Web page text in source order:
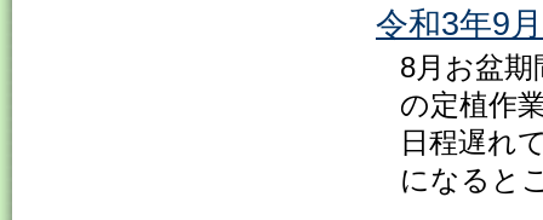
令和3年9
8月お盆
の定植作
日程遅れ
になると